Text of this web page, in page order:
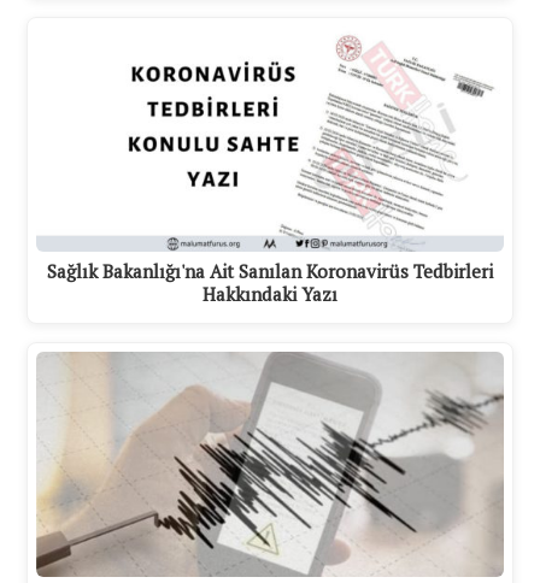
Sağlık Bakanlığı'na Ait Sanılan Koronavirüs Tedbirleri
Hakkındaki Yazı